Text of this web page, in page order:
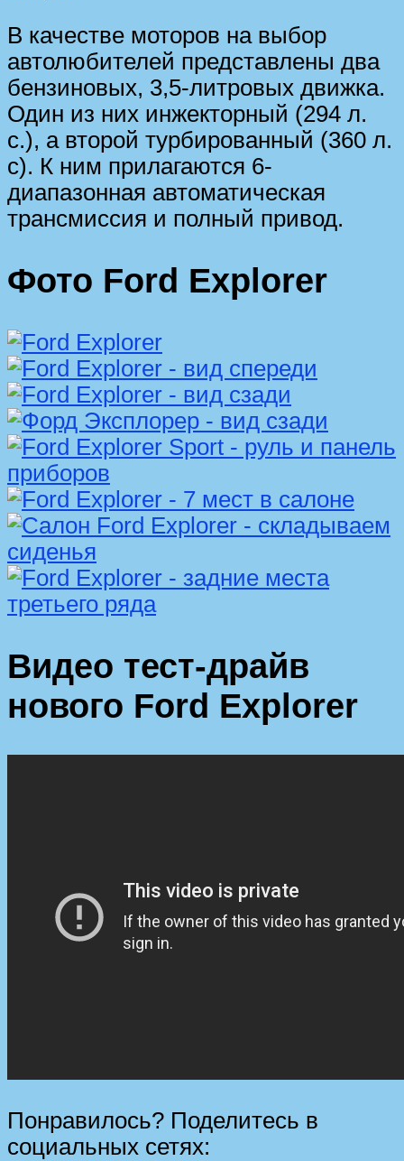
В качестве моторов на выбор
автолюбителей представлены два
бензиновых, 3,5-литровых движка.
Один из них инжекторный (294 л.
с.), а второй турбированный (360 л.
с). К ним прилагаются 6-
диапазонная автоматическая
трансмиссия и полный привод.
Фото Ford Explorer
Видео тест-драйв
нового Ford Explorer
Понравилось? Поделитесь в
социальных сетях: